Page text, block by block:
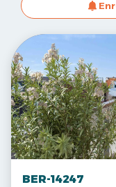
BER-14247